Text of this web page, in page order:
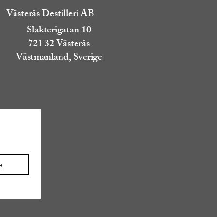
Västerås Destilleri AB
Slakterigatan 10
721 32 Västerås
Västmanland, Sverige